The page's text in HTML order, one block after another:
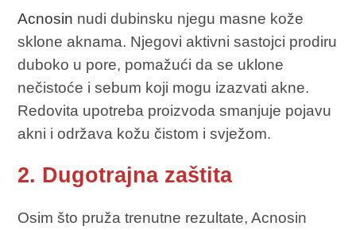
Acnosin nudi dubinsku njegu masne kože
sklone aknama. Njegovi aktivni sastojci prodiru
duboko u pore, pomažući da se uklone
nečistoće i sebum koji mogu izazvati akne.
Redovita upotreba proizvoda smanjuje pojavu
akni i održava kožu čistom i svježom.
2. Dugotrajna zaštita
Osim što pruža trenutne rezultate, Acnosin